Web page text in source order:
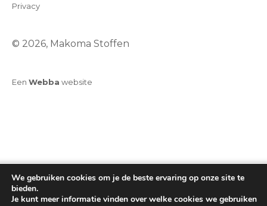
© 2026, Makoma Stoffen
Privacy
Een Webba website
We gebruiken cookies om je de beste ervaring op onze site te
bieden.
Je kunt meer informatie vinden over welke cookies we gebruiken